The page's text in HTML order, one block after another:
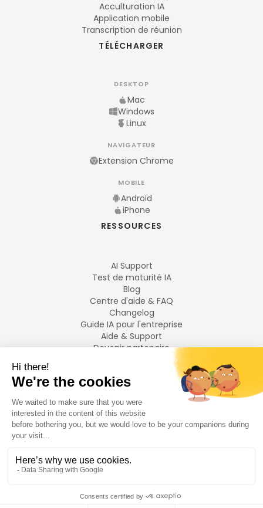
Acculturation IA
Application mobile
Transcription de réunion
TÉLÉCHARGER
DESKTOP
Mac
Windows
Linux
NAVIGATEUR
Extension Chrome
MOBILE
Android
iPhone
RESSOURCES
AI Support
Test de maturité IA
Blog
Centre d'aide & FAQ
Changelog
Guide IA pour l'entreprise
Aide & Support
Devenir partenaire
LANGUES
Français
English
2026Swiftask. Tous droits réservés.